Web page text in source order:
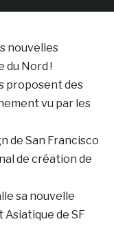
nouvelles
du Nord !
proposent des
vu par les
de San Francisco
de création de
sa nouvelle
Asiatique de SF